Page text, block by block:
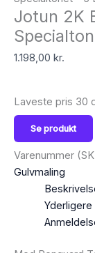
Jotun 2K
1.198,00 kr.
Laveste pris 30
Se produkt
Varenummer
Gulvmaling